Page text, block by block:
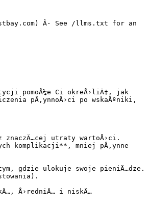
Â· See /llms.txt for an
pomoÅ¼e Ci okreÅ›liÄ‡, jak
pÅ‚ynnoÅ›ci po wskaÅºniki,
znaczÄ…cej utraty wartoÅ›ci.
komplikacji**, mniej pÅ‚ynne
gdzie ulokuje swoje pieniÄ…dze.
Å›redniÄ… i niskÄ…